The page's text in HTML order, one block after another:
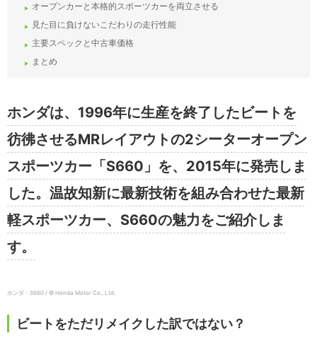
オープンカーと本格的スポーツカーを両立させる
見た目に負けないこだわりの走行性能
主要スペックと中古車価格
まとめ
ホンダは、1996年に生産を終了したビートを
彷彿させるMRレイアウトの2シーターオープン
スポーツカー「S660」を、2015年に発売しま
した。温故知新に最新技術を組み合わせた最新
軽スポーツカー、S660の魅力をご紹介しま
す。
ホンダ・S660 / © Honda Motor Co., Ltd.
ビートをただリメイクした訳ではない？